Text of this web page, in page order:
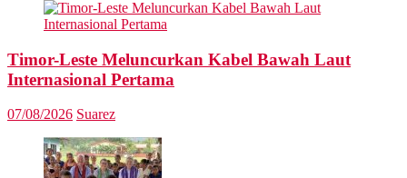
Timor-Leste Meluncurkan Kabel Bawah Laut
Internasional Pertama
07/08/2026 Suarez